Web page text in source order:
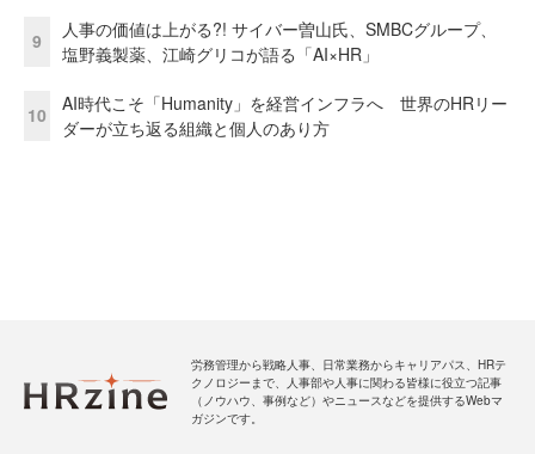
9
人事の価値は上がる?! サイバー曽山氏、SMBCグループ、
塩野義製薬、江崎グリコが語る「AI×HR」
10
AI時代こそ「Humanity」を経営インフラへ 世界のHRリー
ダーが立ち返る組織と個人のあり方
労務管理から戦略人事、日常業務からキャリアパス、HRテ
クノロジーまで、人事部や人事に関わる皆様に役立つ記事
（ノウハウ、事例など）やニュースなどを提供するWebマ
ガジンです。